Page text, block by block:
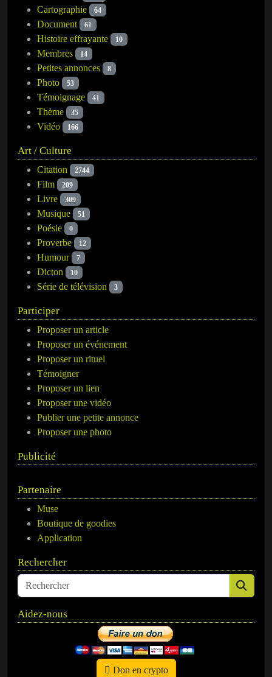
Cartographie 64
Document 61
Histoire effrayante 10
Membres 14
Petites annonces 8
Photo 53
Témoignage 41
Thème 35
Vidéo 166
Art / Culture
Citation 2744
Film 209
Livre 309
Musique 51
Poésie 0
Proverbe 12
Humour 7
Dicton 10
Série de télévision 3
Participer
Proposer un article
Proposer un événement
Proposer un rituel
Témoigner
Proposer un lien
Proposer une vidéo
Publier une petite annonce
Proposer une photo
Publicité
Partenaire
Muse
Boutique de goodies
Application
Rechercher
Aidez-nous
Don en crypto